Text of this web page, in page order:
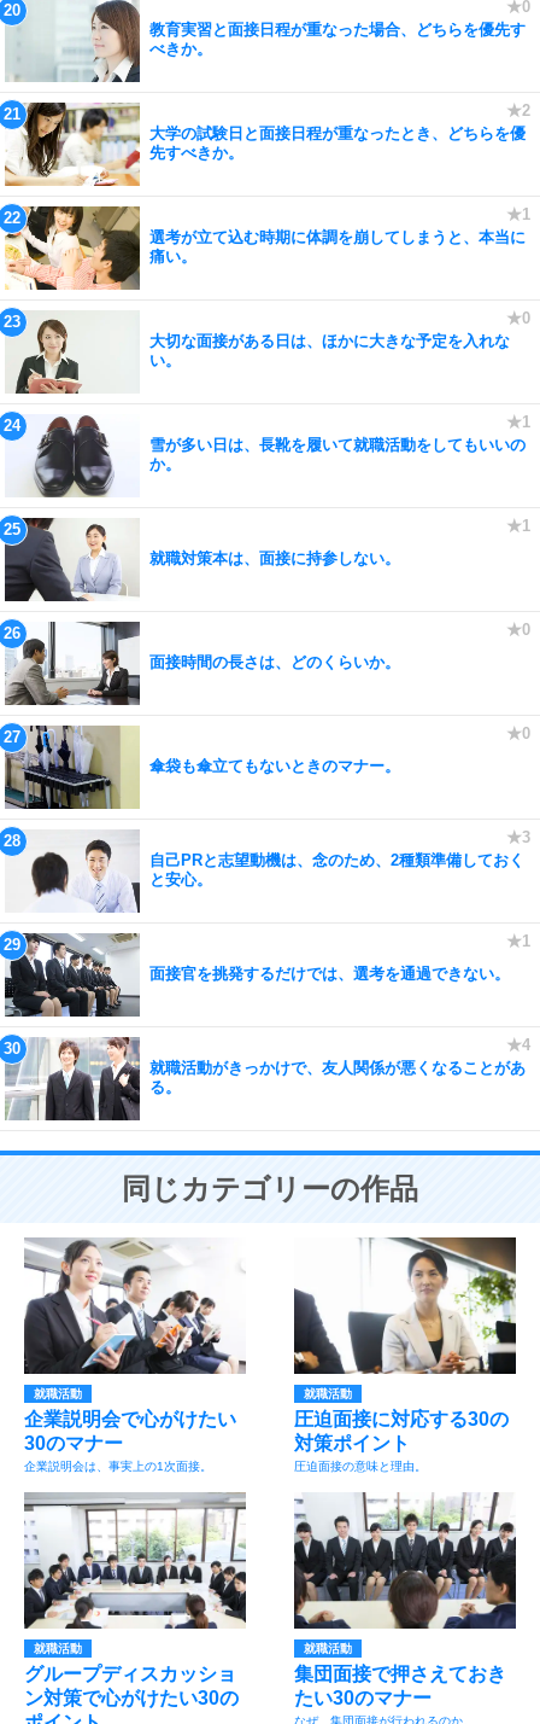
教育実習と面接日程が重なった場合、どちらを優先す
べきか。
大学の試験日と面接日程が重なったとき、どちらを優
先すべきか。
選考が立て込む時期に体調を崩してしまうと、本当に
痛い。
大切な面接がある日は、ほかに大きな予定を入れな
い。
雪が多い日は、長靴を履いて就職活動をしてもいいの
か。
就職対策本は、面接に持参しない。
面接時間の長さは、どのくらいか。
傘袋も傘立てもないときのマナー。
自己PRと志望動機は、念のため、2種類準備しておく
と安心。
面接官を挑発するだけでは、選考を通過できない。
就職活動がきっかけで、友人関係が悪くなることがあ
る。
同じカテゴリーの作品
就職活動
企業説明会で心がけたい
30のマナー
企業説明会は、事実上の1次面接。
就職活動
圧迫面接に対応する30の
対策ポイント
圧迫面接の意味と理由。
就職活動
グループディスカッショ
ン対策で心がけたい30の
就職活動
集団面接で押さえておき
たい30のマナー
なぜ、集団面接が行われるのか。